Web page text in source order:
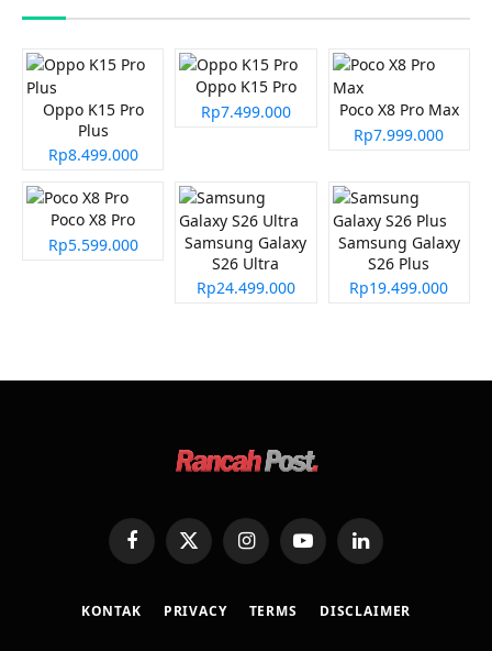
Oppo K15 Pro
Plus
Rp8.499.000
Oppo K15 Pro
Rp7.499.000
Poco X8 Pro Max
Rp7.999.000
Poco X8 Pro
Rp5.599.000
Samsung Galaxy
S26 Ultra
Rp24.499.000
Samsung Galaxy
S26 Plus
Rp19.499.000
FacebookX
(Twitter)
InstagramYouTubeLinkedIn
KONTAK PRIVACY TERMS DISCLAIMER